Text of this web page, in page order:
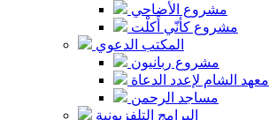
مشروع الأضاحي
مشروع كأنّي أَكلْت
المكتب الدعوي
مشروع ربانيون
معهد الشام لإعدد الدعاة
مساجد الرحمن
البرامج التلفزيونية